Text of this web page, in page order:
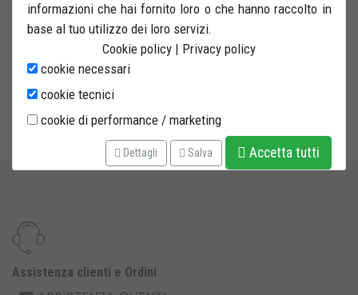
CAVALLETTO CROSS CENTRALE. ROBUSTA PEDANA CON
ZIGRINATURA ANTISCIVOLO 30X21,5 CM
ALTEZZA MASSIMA: 42 CM
Assistenza clienti e Ordini
informazioni che hai fornito loro o che hanno raccolto in
base al tuo utilizzo dei loro servizi.
Cookie policy | Privacy policy
cookie necessari
cookie tecnici
cookie di performance / marketing
Dettagli Salva Accetta tutti